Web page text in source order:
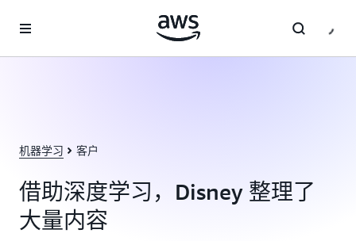
机器学习 客户
借助深度学习，Disney 整理了
大量内容